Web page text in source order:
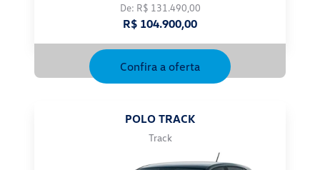
De: R$ 131.490,00
R$ 104.900,00
Confira a oferta
POLO TRACK
Track